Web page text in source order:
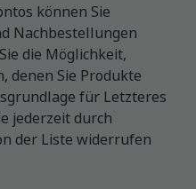
können Sie
Nachbestellungen
die Möglichkeit,
denen Sie Produkte
für Letzteres
jederzeit durch
der Liste widerrufen